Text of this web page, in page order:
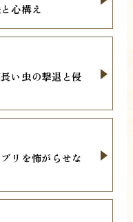
心構え
い虫の撃退と侵
リを怖がらせな